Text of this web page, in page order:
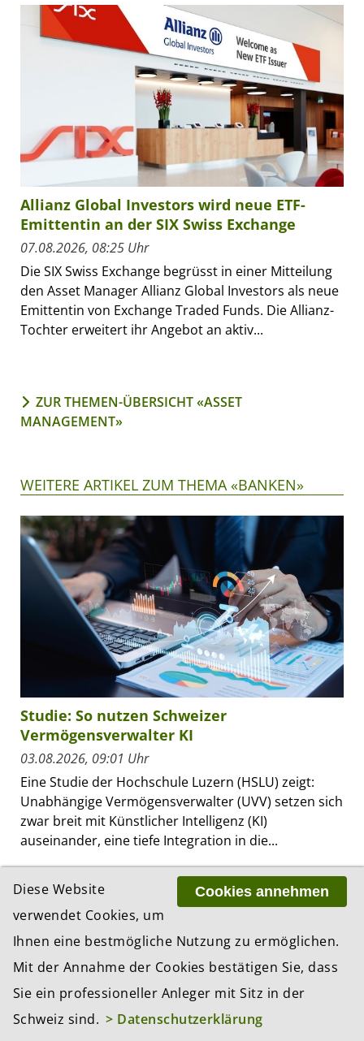
Allianz Global Investors wird neue ETF-
Emittentin an der SIX Swiss Exchange
07.08.2026, 08:25 Uhr
Die SIX Swiss Exchange begrüsst in einer Mitteilung
den Asset Manager Allianz Global Investors als neue
Emittentin von Exchange Traded Funds. Die Allianz-
Tochter erweitert ihr Angebot an aktiv...
ZUR THEMEN-ÜBERSICHT «ASSET
MANAGEMENT»
WEITERE ARTIKEL ZUM THEMA «BANKEN»
Studie: So nutzen Schweizer
Vermögensverwalter KI
03.08.2026, 09:01 Uhr
Eine Studie der Hochschule Luzern (HSLU) zeigt:
Unabhängige Vermögensverwalter (UVV) setzen sich
zwar breit mit Künstlicher Intelligenz (KI)
auseinander, eine tiefe Integration in die...
Cookies annehmen
Diese Website
verwendet Cookies, um
Ihnen eine bestmögliche Nutzung zu ermöglichen.
Mit der Annahme der Cookies bestätigen Sie, dass
Sie ein professioneller Anleger mit Sitz in der
Schweiz sind. > Datenschutzerklärung